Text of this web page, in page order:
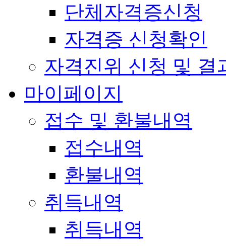
단체자격증신청
자격증 신청확인
자격진위 신청 및 결
마이페이지
접수 및 환불내역
접수내역
환불내역
취득내역
취득내역